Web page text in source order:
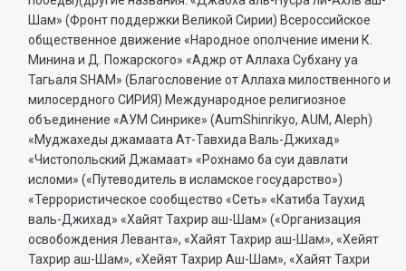
Шам» (Фронт поддержки Великой Сирии) Всероссийское
общественное движение «Народное ополчение имени К.
Минина и Д. Пожарского» «Аджр от Аллаха Субхану уа
Тагьаля SHAM» (Благословение от Аллаха милоственного и
милосердного СИРИЯ) Международное религиозное
объединение «АУМ Синрике» (AumShinrikyo, AUM, Aleph)
«Муджахеды джамаата Ат-Тавхида Валь-Джихад»
«Чистопольский Джамаат» «Рохнамо ба суи давлати
исломи» («Путеводитель в исламское государство»)
«Террористическое сообщество «Сеть» «Катиба Таухид
валь-Джихад» «Хайят Тахрир аш-Шам» («Организация
освобождения Леванта», «Хайят Тахрир аш-Шам», «Хейят
Тахрир аш-Шам», «Хейят Тахрир Аш-Шам», «Хайят Тахри